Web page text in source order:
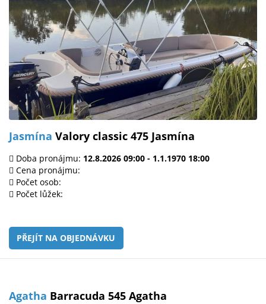
Jasmína Valory classic 475 Jasmína
Doba pronájmu: 12.8.2026 09:00 - 1.1.1970 18:00
Cena pronájmu:
Počet osob:
Počet lůžek:
PŘEJÍT NA OBJEDNÁVKU
Agatha Barracuda 545 Agatha